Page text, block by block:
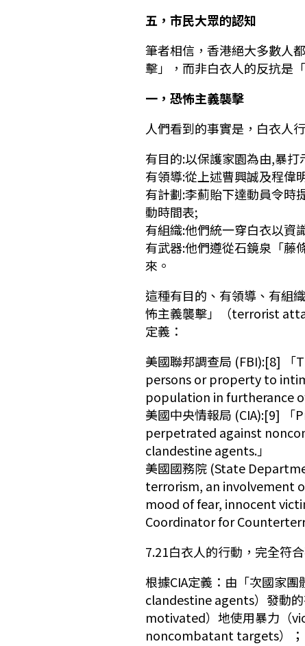
五，市民大眾的認知
筆者相信，香港絕大多數人
擊」，而非白衣人的反抗是
一，恐怖主義襲擊
人們看到的事實是，白衣人
有目的:以保護家園為由,暴打
有領導:從上述曹興誠及程偉
有計劃:李薊貽下達動員令時
動時間表;
有組織:他們統一穿白衣以資
有武器:他們遵從石鏡泉「藤
來。
這種有目的、有領導、有組
怖主義襲擊」（terrorist
定義：
美國聯邦調查局 (FBI):[8]
persons or property to
population in furtherance
美國中央情報局 (CIA):[9]
perpetrated against
clandestine agents.」
美國國務院 (State
terrorism, an involvement
mood of fear, innocent
Coordinator for
7.21白衣人的行動，完全符
根據CIA定義：由「次國家
clandestine agents）發動
motivated）地使用暴力（
noncombatant targets）；